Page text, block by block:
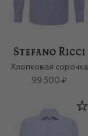
Хлопковая сорочка
99 500 ₽